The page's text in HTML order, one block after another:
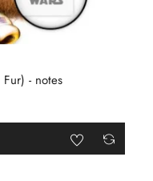
- notes